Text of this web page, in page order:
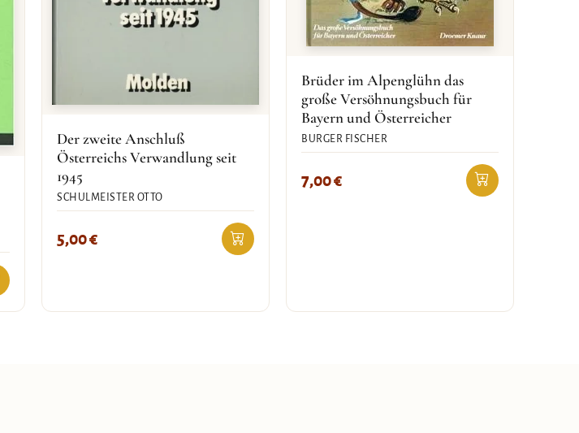
Der zweite Anschluß
Österreichs Verwandlung seit
1945
SCHULMEISTER OTTO
5,00€
Brüder im Alpenglühn das
große Versöhnungsbuch für
Bayern und Österreicher
BURGER FISCHER
7,00€